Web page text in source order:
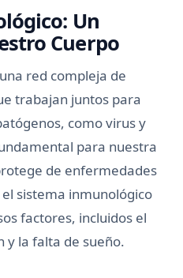
Un
Cuerpo
red compleja de
trabajan juntos para
como virus y
para nuestra
de enfermedades
sistema inmunológico
factores, incluidos el
y la falta de sueño.